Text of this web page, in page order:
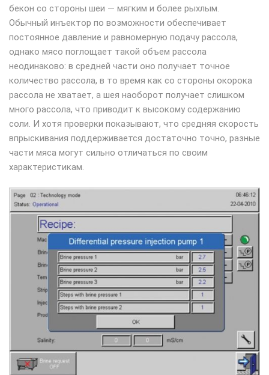
бекон со стороны шеи — мягким и более рыхлым.
Обычный инъектор по возможности обеспечивает
постоянное давление и равномерную подачу рассола,
однако мясо поглощает такой объем рассола
неодинаково: в средней части оно получает точное
количество рассола, в то время как со стороны окорока
рассола не хватает, а шея наоборот получает слишком
много рассола, что приводит к высокому содержанию
соли. И хотя проверки показывают, что средняя скорость
впрыскивания поддерживается достаточно точно, разные
части мяса могут сильно отличаться по своим
характеристикам.